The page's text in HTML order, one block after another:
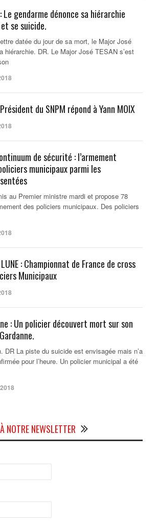
Le gendarme dénonce sa hiérarchie
se suicide.
datée du jour de sa mort, le Major José
hiérarchie. DR. Le Major José TESAN s’est
Président du SNPM répond à Yann MOIX
de sécurité : l’armement
municipaux parmi les
au Premier ministre mardi et propose 78
des policiers municipaux. Des policiers
LUNE : Championnat de France de cross
Municipaux
: Un policier découvert mort sur son
DR La piste du suicide est envisagée mais n’a
pour l’heure. Un policier municipal a été
NOTRE NEWSLETTER